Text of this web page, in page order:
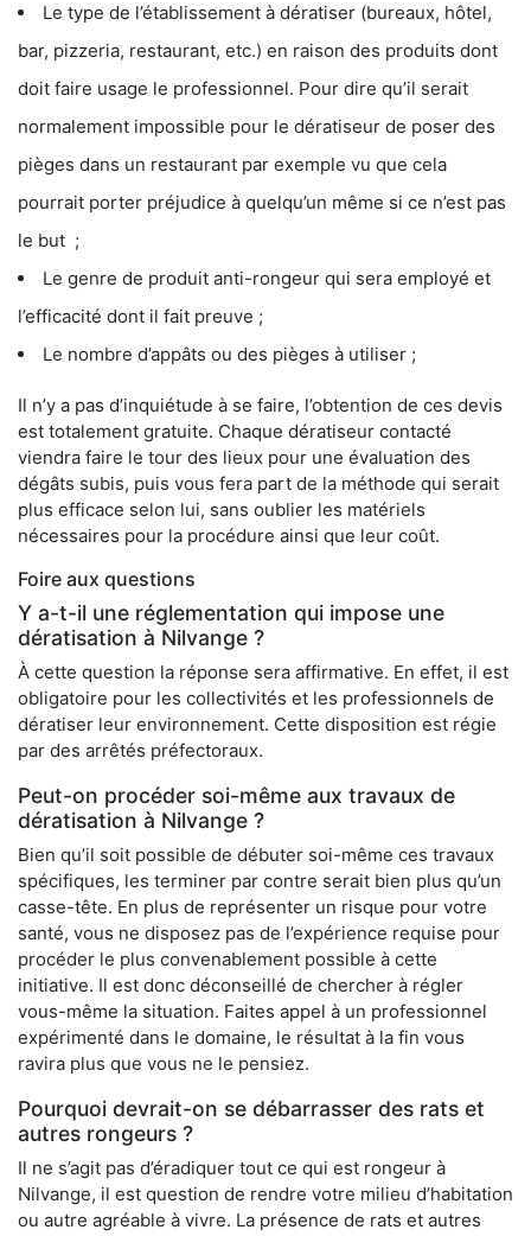
Le type de l’établissement à dératiser (bureaux, hôtel,
bar, pizzeria, restaurant, etc.) en raison des produits dont
doit faire usage le professionnel. Pour dire qu’il serait
normalement impossible pour le dératiseur de poser des
pièges dans un restaurant par exemple vu que cela
pourrait porter préjudice à quelqu’un même si ce n’est pas
le but ;
Le genre de produit anti-rongeur qui sera employé et
l’efficacité dont il fait preuve ;
Le nombre d’appâts ou des pièges à utiliser ;
Il n’y a pas d’inquiétude à se faire, l’obtention de ces devis
est totalement gratuite. Chaque dératiseur contacté
viendra faire le tour des lieux pour une évaluation des
dégâts subis, puis vous fera part de la méthode qui serait
plus efficace selon lui, sans oublier les matériels
nécessaires pour la procédure ainsi que leur coût.
Foire aux questions
Y a-t-il une réglementation qui impose une
dératisation à Nilvange ?
À cette question la réponse sera affirmative. En effet, il est
obligatoire pour les collectivités et les professionnels de
dératiser leur environnement. Cette disposition est régie
par des arrêtés préfectoraux.
Peut-on procéder soi-même aux travaux de
dératisation à Nilvange ?
Bien qu’il soit possible de débuter soi-même ces travaux
spécifiques, les terminer par contre serait bien plus qu’un
casse-tête. En plus de représenter un risque pour votre
santé, vous ne disposez pas de l’expérience requise pour
procéder le plus convenablement possible à cette
initiative. Il est donc déconseillé de chercher à régler
vous-même la situation. Faites appel à un professionnel
expérimenté dans le domaine, le résultat à la fin vous
ravira plus que vous ne le pensiez.
Pourquoi devrait-on se débarrasser des rats et
autres rongeurs ?
Il ne s’agit pas d’éradiquer tout ce qui est rongeur à
Nilvange, il est question de rendre votre milieu d’habitation
ou autre agréable à vivre. La présence de rats et autres